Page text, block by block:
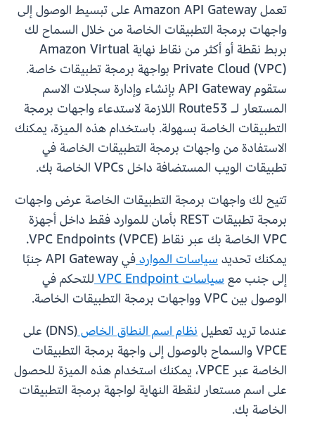
تعمل Amazon API Gateway على تبسيط الوصول إلى
واجهات برمجة التطبيقات الخاصة من خلال السماح لك
بربط نقطة أو أكثر من نقاط نهاية Amazon Virtual
Private Cloud (VPC) بواجهة برمجة تطبيقات خاصة.
ستقوم API Gateway بإنشاء وإدارة سجلات الاسم
المستعار لـ Route53 اللازمة لاستدعاء واجهات برمجة
التطبيقات الخاصة بسهولة. باستخدام هذه الميزة، يمكنك
الاستفادة من واجهات برمجة التطبيقات الخاصة في
تطبيقات الويب المستضافة داخل VPCs الخاصة بك.
تتيح لك واجهات برمجة التطبيقات الخاصة عرض واجهات
برمجة تطبيقات REST بأمان للموارد فقط داخل أجهزة
VPC الخاصة بك عبر نقاط VPC Endpoints (VPCE).
يمكنك تحديدسياسات الموارد
في API Gateway جنبًا
إلى جنب معسياسات VPC Endpoint
للتحكم في
الوصول بين VPC وواجهات برمجة التطبيقات الخاصة.
عندما تريد تعطيلنظام اسم النطاق الخاص
(DNS) على
VPCE والسماح بالوصول إلى واجهة برمجة التطبيقات
الخاصة عبر VPCE، يمكنك استخدام هذه الميزة للحصول
على اسم مستعار لنقطة النهاية لواجهة برمجة التطبيقات
الخاصة بك.